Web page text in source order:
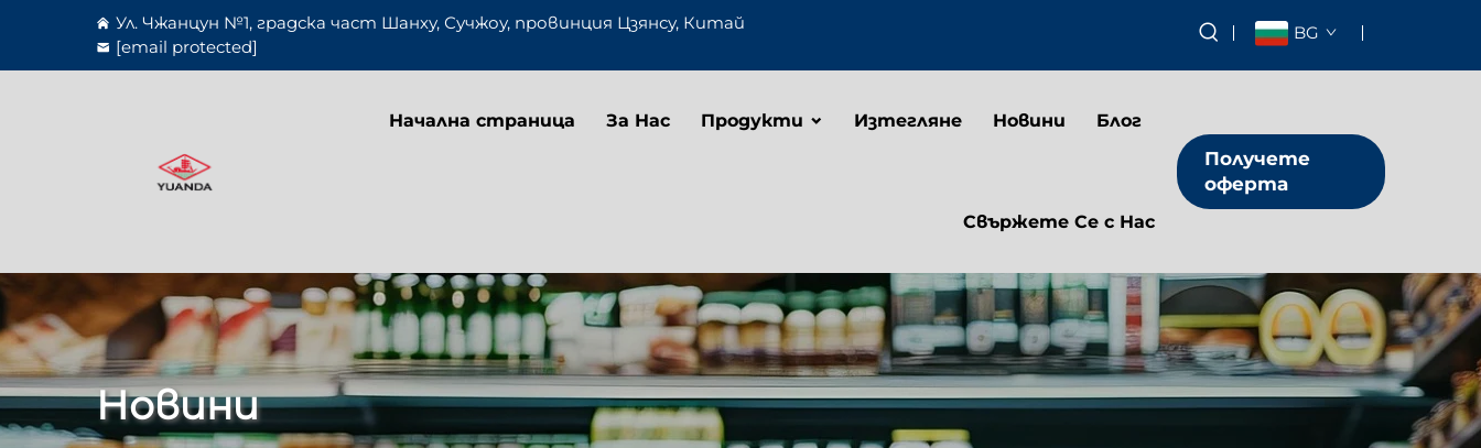
Ул. Чжанцун №1, градска част Шанху, Сучжоу, провинция Цзянсу, Китай
[email protected]
BG
Начална страница За Нас Продукти Изтегляне Новини Блог
Свържете Се с Нас
Получете
оферта
Новини